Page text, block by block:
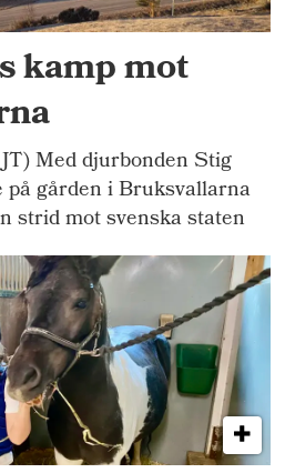
kamp mot
Med djurbonden Stig
gården i Bruksvallarna
strid mot svenska staten